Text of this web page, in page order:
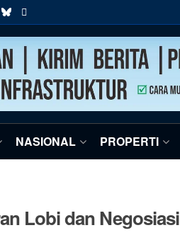
NASIONAL PROPERTI
Lobi dan Negosiasi